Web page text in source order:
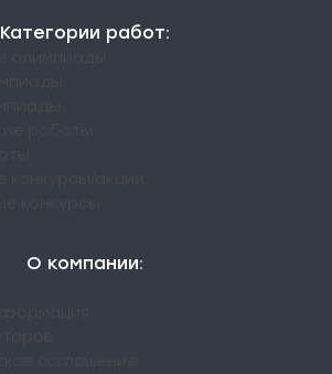
Категории работ:
О компании: